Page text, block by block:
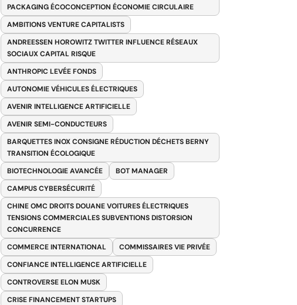
PACKAGING ÉCOCONCEPTION ÉCONOMIE CIRCULAIRE
AMBITIONS VENTURE CAPITALISTS
ANDREESSEN HOROWITZ TWITTER INFLUENCE RÉSEAUX
SOCIAUX CAPITAL RISQUE
ANTHROPIC LEVÉE FONDS
AUTONOMIE VÉHICULES ÉLECTRIQUES
AVENIR INTELLIGENCE ARTIFICIELLE
AVENIR SEMI-CONDUCTEURS
BARQUETTES INOX CONSIGNE RÉDUCTION DÉCHETS BERNY
TRANSITION ÉCOLOGIQUE
BIOTECHNOLOGIE AVANCÉE
BOT MANAGER
CAMPUS CYBERSÉCURITÉ
CHINE OMC DROITS DOUANE VOITURES ÉLECTRIQUES
TENSIONS COMMERCIALES SUBVENTIONS DISTORSION
CONCURRENCE
COMMERCE INTERNATIONAL
COMMISSAIRES VIE PRIVÉE
CONFIANCE INTELLIGENCE ARTIFICIELLE
CONTROVERSE ELON MUSK
CRISE FINANCEMENT STARTUPS